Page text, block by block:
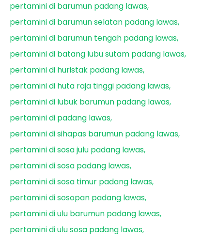
pertamini di barumun padang lawas
pertamini di barumun selatan padang lawas
pertamini di barumun tengah padang lawas
pertamini di batang lubu sutam padang lawas
pertamini di huristak padang lawas
pertamini di huta raja tinggi padang lawas
pertamini di lubuk barumun padang lawas
pertamini di padang lawas
pertamini di sihapas barumun padang lawas
pertamini di sosa julu padang lawas
pertamini di sosa padang lawas
pertamini di sosa timur padang lawas
pertamini di sosopan padang lawas
pertamini di ulu barumun padang lawas
pertamini di ulu sosa padang lawas